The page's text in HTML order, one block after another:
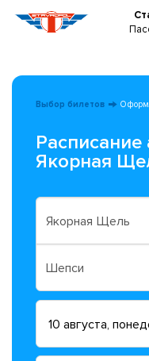
Выбор билетов
Расписание
Якорная